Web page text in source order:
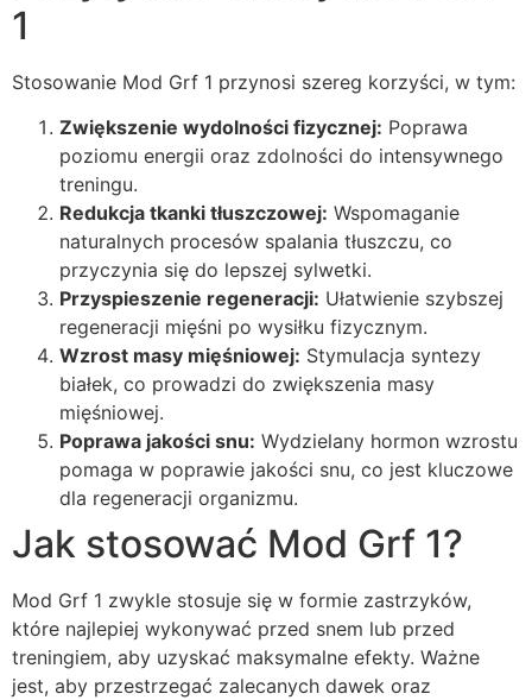
1
Stosowanie Mod Grf 1 przynosi szereg korzyści, w tym:
Zwiększenie wydolności fizycznej: Poprawa
poziomu energii oraz zdolności do intensywnego
treningu.
Redukcja tkanki tłuszczowej: Wspomaganie
naturalnych procesów spalania tłuszczu, co
przyczynia się do lepszej sylwetki.
Przyspieszenie regeneracji: Ułatwienie szybszej
regeneracji mięśni po wysiłku fizycznym.
Wzrost masy mięśniowej: Stymulacja syntezy
białek, co prowadzi do zwiększenia masy
mięśniowej.
Poprawa jakości snu: Wydzielany hormon wzrostu
pomaga w poprawie jakości snu, co jest kluczowe
dla regeneracji organizmu.
Jak stosować Mod Grf 1?
Mod Grf 1 zwykle stosuje się w formie zastrzyków,
które najlepiej wykonywać przed snem lub przed
treningiem, aby uzyskać maksymalne efekty. Ważne
jest, aby przestrzegać zalecanych dawek oraz